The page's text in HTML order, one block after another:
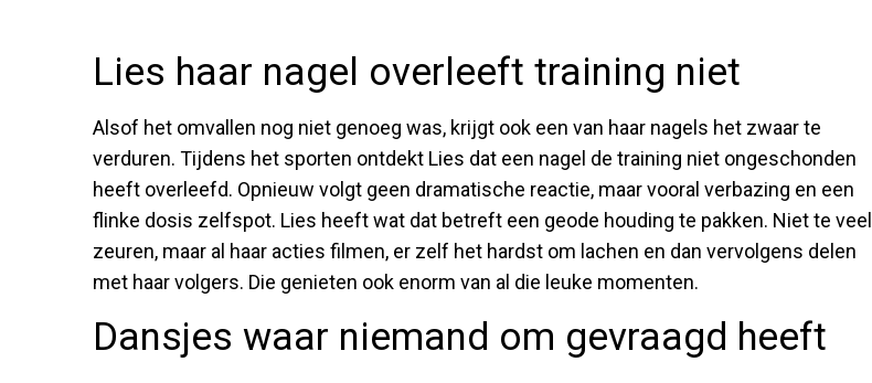
Lies haar nagel overleeft training niet
Alsof het omvallen nog niet genoeg was, krijgt ook een van haar nagels het zwaar te
verduren. Tijdens het sporten ontdekt Lies dat een nagel de training niet ongeschonden
heeft overleefd. Opnieuw volgt geen dramatische reactie, maar vooral verbazing en een
flinke dosis zelfspot. Lies heeft wat dat betreft een geode houding te pakken. Niet te veel
zeuren, maar al haar acties filmen, er zelf het hardst om lachen en dan vervolgens delen
met haar volgers. Die genieten ook enorm van al die leuke momenten.
Dansjes waar niemand om gevraagd heeft